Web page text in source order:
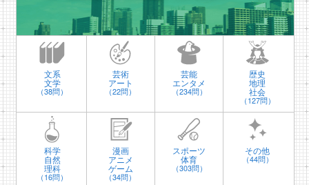
文系
文学
（38問）
芸術
アート
（22問）
芸能
エンタメ
（234問）
歴史
地理
社会
（127問）
科学
自然
理科
（16問）
漫画
アニメ
ゲーム
（34問）
スポーツ
体育
（303問）
その他
（44問）